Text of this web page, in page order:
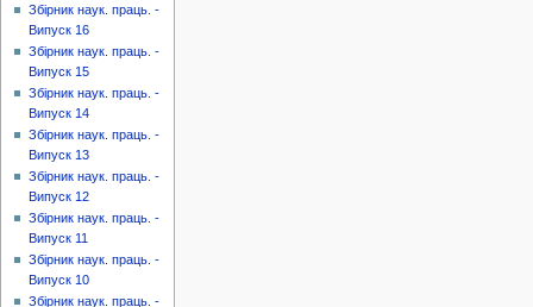
Збірник наук. праць. -
Випуск 16
Збірник наук. праць. -
Випуск 15
Збірник наук. праць. -
Випуск 14
Збірник наук. праць. -
Випуск 13
Збірник наук. праць. -
Випуск 12
Збірник наук. праць. -
Випуск 11
Збірник наук. праць. -
Випуск 10
Збірник наук. праць. -